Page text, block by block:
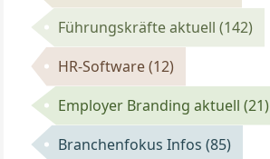
Führungskräfte aktuell(142)
HR-Software(12)
Employer Branding aktuell(21)
Branchenfokus Infos(85)